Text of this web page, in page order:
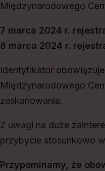
Międzynarodowego
7 marca 2024 r.
8 marca 2024 r.
Identyfikator
Międzynarodowego
zeskanowania.
Z uwagi na duże
przybycie stosunkowo
Przypominamy, że